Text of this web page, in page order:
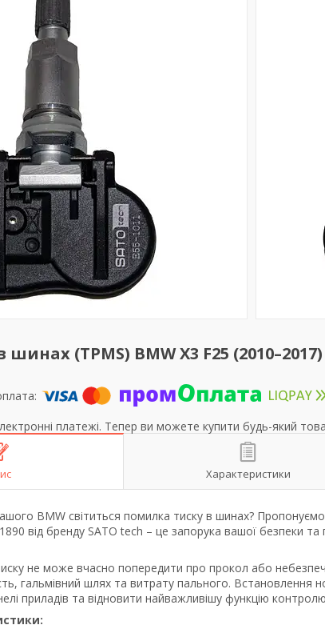
(TPMS) BMW X3 F25 (2010–2017)
платежі. Тепер ви можете купити будь-який
Характеристики
BMW світиться помилка тиску в шинах?
від бренду SATO tech – це запорука вашої безпеки
не може вчасно попередити про прокол або
гальмівний шлях та витрату пального. Встановлення
приладів та відновити найважливішу функцію